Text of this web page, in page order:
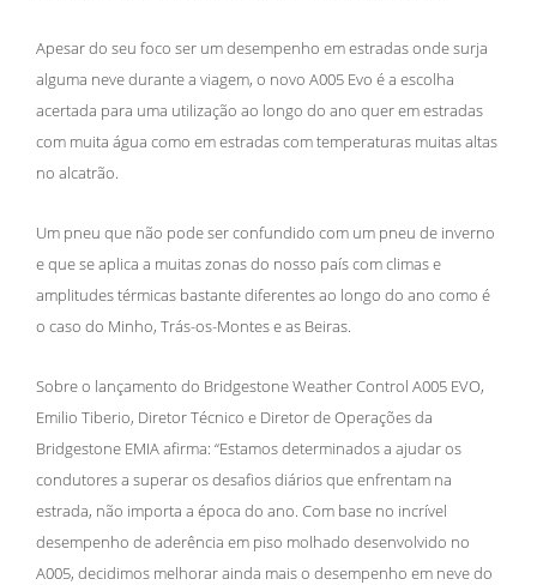
Apesar do seu foco ser um desempenho em estradas onde surja
alguma neve durante a viagem, o novo A005 Evo é a escolha
acertada para uma utilização ao longo do ano quer em estradas
com muita água como em estradas com temperaturas muitas altas
no alcatrão.
Um pneu que não pode ser confundido com um pneu de inverno
e que se aplica a muitas zonas do nosso país com climas e
amplitudes térmicas bastante diferentes ao longo do ano como é
o caso do Minho, Trás-os-Montes e as Beiras.
Sobre o lançamento do Bridgestone Weather Control A005 EVO,
Emilio Tiberio, Diretor Técnico e Diretor de Operações da
Bridgestone EMIA afirma: “Estamos determinados a ajudar os
condutores a superar os desafios diários que enfrentam na
estrada, não importa a época do ano. Com base no incrível
desempenho de aderência em piso molhado desenvolvido no
A005, decidimos melhorar ainda mais o desempenho em neve do